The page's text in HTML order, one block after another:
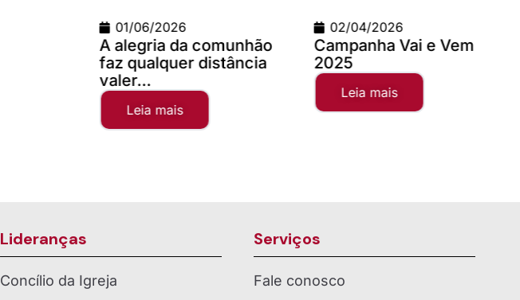
01/06/2026
A alegria da comunhão
faz qualquer distância
valer...
Leia mais
02/04/2026
Campanha Vai e Vem
2025
Leia mais
Lideranças
Concílio da Igreja
Serviços
Fale conosco